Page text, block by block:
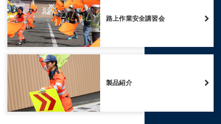
路上作業安全講習会
製品紹介